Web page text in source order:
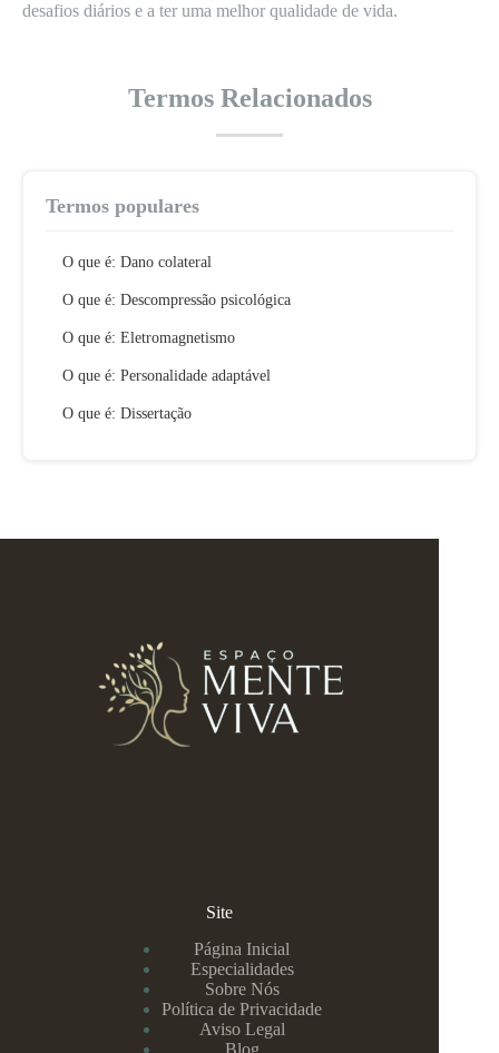
desafios diários e a ter uma melhor qualidade de vida.
Termos Relacionados
Termos populares
O que é: Dano colateral
O que é: Descompressão psicológica
O que é: Eletromagnetismo
O que é: Personalidade adaptável
O que é: Dissertação
Site
Página Inicial
Especialidades
Sobre Nós
Política de Privacidade
Aviso Legal